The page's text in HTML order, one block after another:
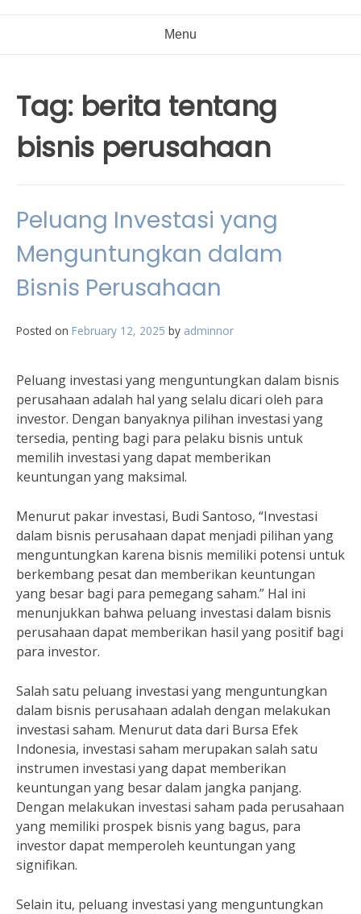
Menu
Tag: berita tentang
bisnis perusahaan
Peluang Investasi yang
Menguntungkan dalam
Bisnis Perusahaan
Posted on February 12, 2025 by adminnor
Peluang investasi yang menguntungkan dalam bisnis
perusahaan adalah hal yang selalu dicari oleh para
investor. Dengan banyaknya pilihan investasi yang
tersedia, penting bagi para pelaku bisnis untuk
memilih investasi yang dapat memberikan
keuntungan yang maksimal.
Menurut pakar investasi, Budi Santoso, “Investasi
dalam bisnis perusahaan dapat menjadi pilihan yang
menguntungkan karena bisnis memiliki potensi untuk
berkembang pesat dan memberikan keuntungan
yang besar bagi para pemegang saham.” Hal ini
menunjukkan bahwa peluang investasi dalam bisnis
perusahaan dapat memberikan hasil yang positif bagi
para investor.
Salah satu peluang investasi yang menguntungkan
dalam bisnis perusahaan adalah dengan melakukan
investasi saham. Menurut data dari Bursa Efek
Indonesia, investasi saham merupakan salah satu
instrumen investasi yang dapat memberikan
keuntungan yang besar dalam jangka panjang.
Dengan melakukan investasi saham pada perusahaan
yang memiliki prospek bisnis yang bagus, para
investor dapat memperoleh keuntungan yang
signifikan.
Selain itu, peluang investasi yang menguntungkan